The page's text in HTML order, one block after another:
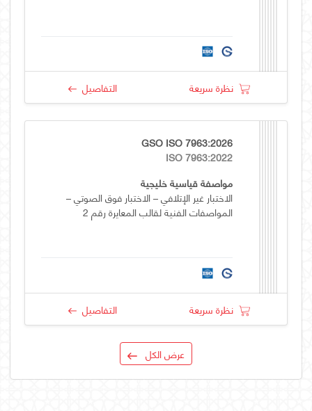
نظرة سريعة التفاصيل
GSO ISO 7963:2026
ISO 7963:2022
مواصفة قياسية خليجية
الاختبار غير الإتلافي – الاختبار فوق الصوتي –
المواصفات الفنية لقالب المعايرة رقم 2
نظرة سريعة التفاصيل
عرض الكل